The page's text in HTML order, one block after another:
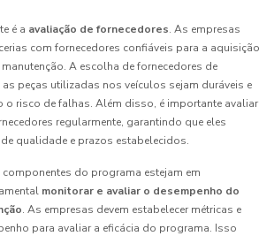
é a avaliação de fornecedores. As empresas
com fornecedores confiáveis para a aquisição
A escolha de fornecedores de
peças utilizadas nos veículos sejam duráveis e
o risco de falhas. Além disso, é importante avaliar
regularmente, garantindo que eles
qualidade e prazos estabelecidos.
do programa estejam em
monitorar e avaliar o desempenho do
. As empresas devem estabelecer métricas e
para avaliar a eficácia do programa. Isso